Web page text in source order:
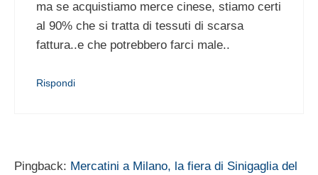
ma se acquistiamo merce cinese, stiamo certi
al 90% che si tratta di tessuti di scarsa
fattura..e che potrebbero farci male..
Rispondi
Pingback: Mercatini a Milano, la fiera di Sinigaglia del